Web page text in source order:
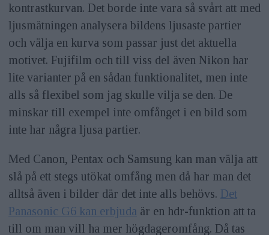
kontrastkurvan. Det borde inte vara så svårt att med
ljusmätningen analysera bildens ljusaste partier
och välja en kurva som passar just det aktuella
motivet. Fujifilm och till viss del även Nikon har
lite varianter på en sådan funktionalitet, men inte
alls så flexibel som jag skulle vilja se den. De
minskar till exempel inte omfånget i en bild som
inte har några ljusa partier.
Med Canon, Pentax och Samsung kan man välja att
slå på ett stegs utökat omfång men då har man det
alltså även i bilder där det inte alls behövs. Det
Panasonic G6 kan erbjuda är en hdr-funktion att ta
till om man vill ha mer högdageromfång. Då tas